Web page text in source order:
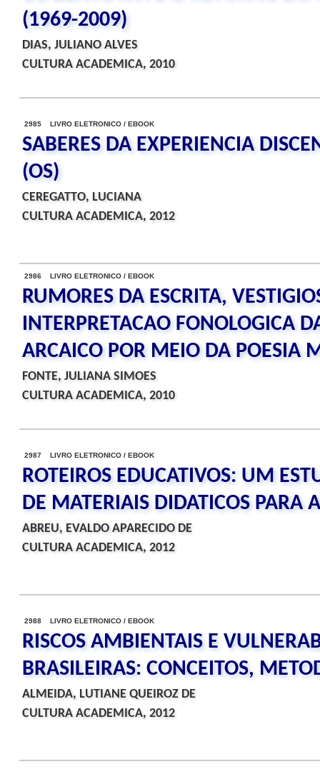
(1969-2009)
DIAS, JULIANO ALVES
CULTURA ACADEMICA, 2010
2985 LIVRO ELETRONICO / EBOOK
SABERES DA EXPERIENCIA
(OS)
CEREGATTO, LUCIANA
CULTURA ACADEMICA, 2012
2986 LIVRO ELETRONICO / EBOOK
RUMORES DA ESCRITA,
INTERPRETACAO FONOLOGICA
ARCAICO POR MEIO DA POESIA
FONTE, JULIANA SIMOES
CULTURA ACADEMICA, 2010
2987 LIVRO ELETRONICO / EBOOK
ROTEIROS EDUCATIVOS: UM
DE MATERIAIS DIDATICOS PARA
ABREU, EVALDO APARECIDO DE
CULTURA ACADEMICA, 2012
2988 LIVRO ELETRONICO / EBOOK
RISCOS AMBIENTAIS E
BRASILEIRAS: CONCEITOS,
ALMEIDA, LUTIANE QUEIROZ DE
CULTURA ACADEMICA, 2012